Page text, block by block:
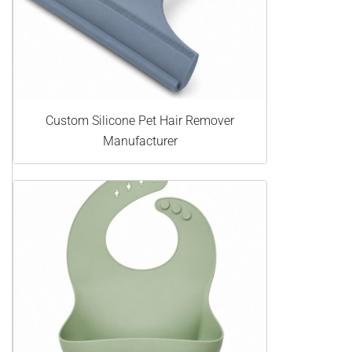
Custom Silicone Pet Hair Remover
Manufacturer